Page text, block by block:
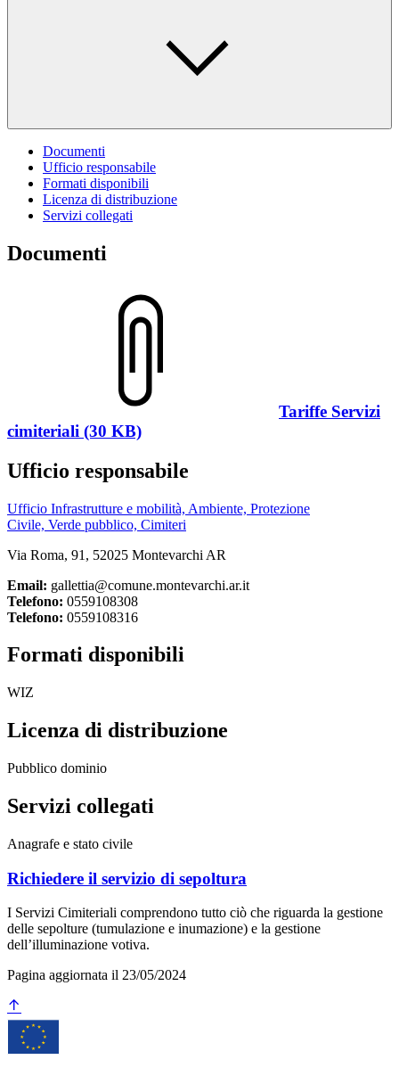
Documenti
Ufficio responsabile
Formati disponibili
Licenza di distribuzione
Servizi collegati
Documenti
Tariffe Servizi
cimiteriali (30 KB)
Ufficio responsabile
Ufficio Infrastrutture e mobilità, Ambiente, Protezione
Civile, Verde pubblico, Cimiteri
Via Roma, 91, 52025 Montevarchi AR
Email: gallettia@comune.montevarchi.ar.it
Telefono: 0559108308
Telefono: 0559108316
Formati disponibili
WIZ
Licenza di distribuzione
Pubblico dominio
Servizi collegati
Anagrafe e stato civile
Richiedere il servizio di sepoltura
I Servizi Cimiteriali comprendono tutto ciò che riguarda la gestione
delle sepolture (tumulazione e inumazione) e la gestione
dell’illuminazione votiva.
Pagina aggiornata il 23/05/2024